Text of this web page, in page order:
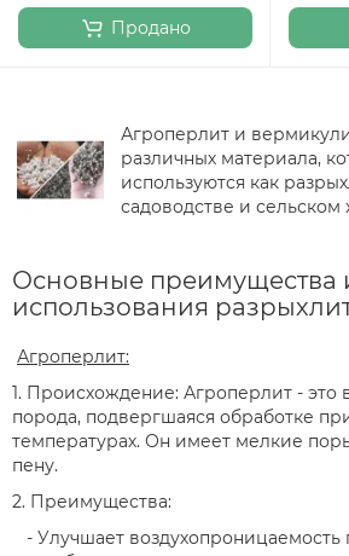
Продано
Агроперлит и
различных материала,
используются как
садоводстве и сельском
Основные преимущества
использования
Агроперлит:
1. Происхождение: Агроперлит - это
порода, подвергшаяся обработке
температурах. Он имеет мелкие
пену.
2. Преимущества:
- Улучшает воздухопроницаемость